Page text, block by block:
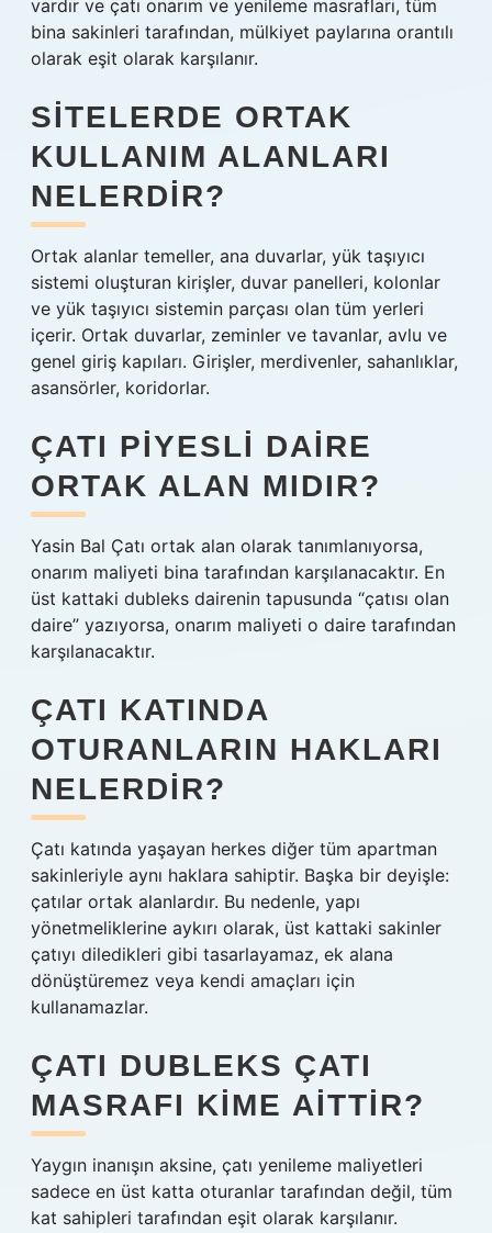
vardır ve çatı onarım ve yenileme masrafları, tüm
bina sakinleri tarafından, mülkiyet paylarına orantılı
olarak eşit olarak karşılanır.
SITELERDE ORTAK
KULLANIM ALANLARI
NELERDIR?
Ortak alanlar temeller, ana duvarlar, yük taşıyıcı
sistemi oluşturan kirişler, duvar panelleri, kolonlar
ve yük taşıyıcı sistemin parçası olan tüm yerleri
içerir. Ortak duvarlar, zeminler ve tavanlar, avlu ve
genel giriş kapıları. Girişler, merdivenler, sahanlıklar,
asansörler, koridorlar.
ÇATI PIYESLI DAIRE
ORTAK ALAN MIDIR?
Yasin Bal Çatı ortak alan olarak tanımlanıyorsa,
onarım maliyeti bina tarafından karşılanacaktır. En
üst kattaki dubleks dairenin tapusunda “çatısı olan
daire” yazıyorsa, onarım maliyeti o daire tarafından
karşılanacaktır.
ÇATI KATINDA
OTURANLARIN HAKLARI
NELERDIR?
Çatı katında yaşayan herkes diğer tüm apartman
sakinleriyle aynı haklara sahiptir. Başka bir deyişle:
çatılar ortak alanlardır. Bu nedenle, yapı
yönetmeliklerine aykırı olarak, üst kattaki sakinler
çatıyı diledikleri gibi tasarlayamaz, ek alana
dönüştüremez veya kendi amaçları için
kullanamazlar.
ÇATI DUBLEKS ÇATI
MASRAFI KIME AITTIR?
Yaygın inanışın aksine, çatı yenileme maliyetleri
sadece en üst katta oturanlar tarafından değil, tüm
kat sahipleri tarafından eşit olarak karşılanır.